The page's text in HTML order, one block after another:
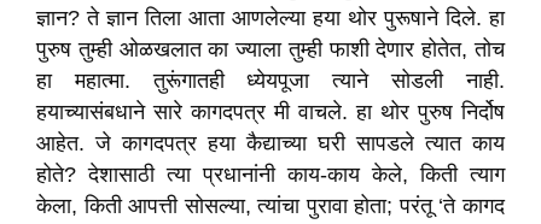
ज्ञान? ते ज्ञान तिला आता आणलेल्या हया थोर पुरूषाने दिले. हा
पुरुष तुम्ही ओळखलात का ज्याला तुम्ही फाशी देणार होतेत, तोच
हा महात्मा. तुरूंगातही ध्येयपूजा त्याने सोडली नाही.
हयाच्यासंबधाने सारे कागदपत्र मी वाचले. हा थोर पुरुष निर्दोष
आहेत. जे कागदपत्र हया कैद्याच्या घरी सापडले त्यात काय
होते? देशासाठी त्या प्रधानांनी काय-काय केले, किती त्याग
केला, किती आपत्ती सोसल्या, त्यांचा पुरावा होता; परंतू ‘ते कागद